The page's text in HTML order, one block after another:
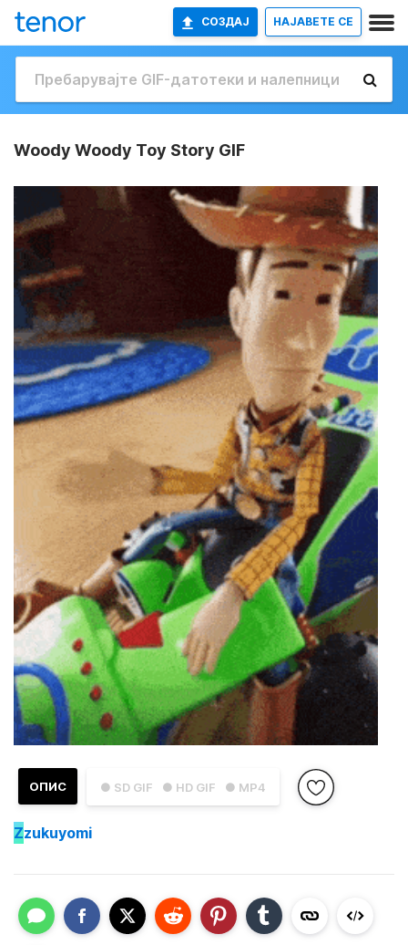
СОЗДАЈ НАЈАВETE СЕ
Woody Woody Toy Story GIF
● SD GIF ● HD GIF ● MP4
ОПИС
Zzukuyomi